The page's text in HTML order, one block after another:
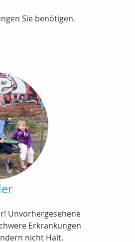
Sie benötigen,
Unvorhergesehene
Erkrankungen
nicht Halt.